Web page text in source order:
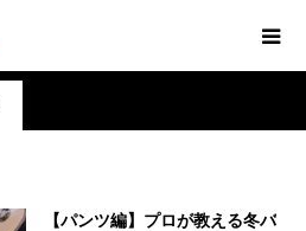
【パンツ編】プロが教える冬バ